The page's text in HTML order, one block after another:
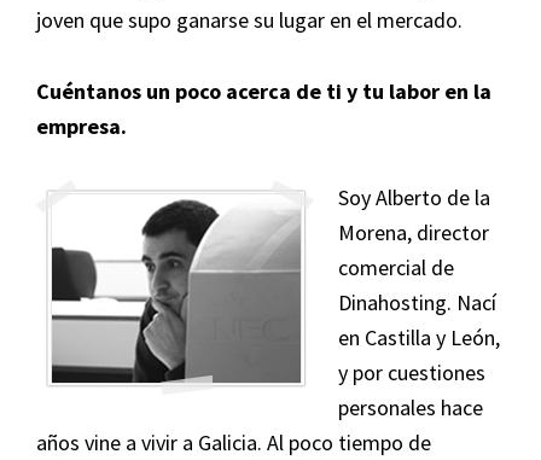
joven que supo ganarse su lugar en el mercado.
Cuéntanos un poco acerca de ti y tu labor en la
empresa.
Soy Alberto de la
Morena, director
comercial de
Dinahosting. Nací
en Castilla y León,
y por cuestiones
personales hace
años vine a vivir a Galicia. Al poco tiempo de